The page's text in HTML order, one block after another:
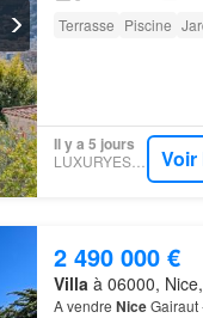
Terrasse Piscine
Il y a 5 jours
LUXURYESTATE Voir
2 490 000 €
Villaà 06000,
A vendre NiceGairaut